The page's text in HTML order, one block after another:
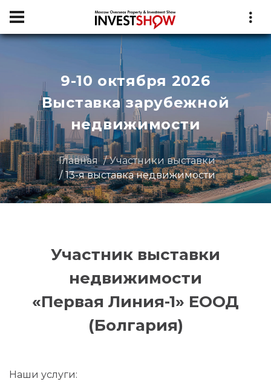
9-10 октября 2026
Выставка зарубежной
недвижимости
Главная
Участники выставки
13-я выставка недвижимости
Участник выставки
недвижимости
«Первая Линия-1» ЕООД
(Болгария)
Наши услуги: